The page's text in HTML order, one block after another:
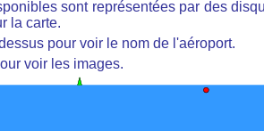
sont représentées par des
la carte.
pour voir le nom de l'aéroport.
voir les images.